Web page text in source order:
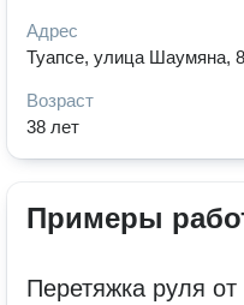
Адрес
Туапсе, улица Шаумяна, 8
Возраст
38 лет
Примеры
Перетяжка руля